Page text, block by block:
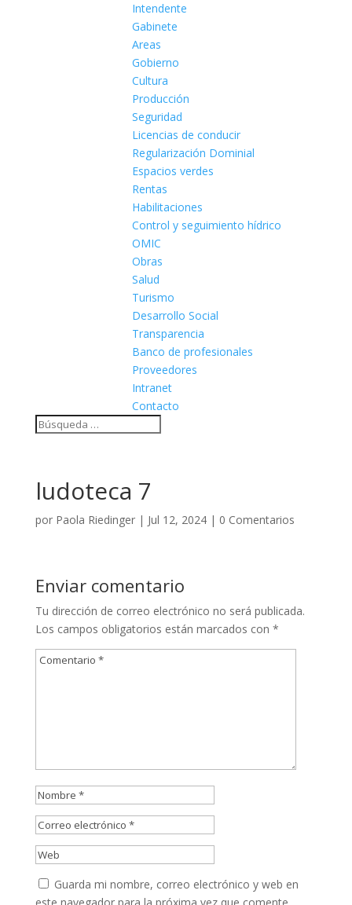
Intendente
Gabinete
Areas
Gobierno
Cultura
Producción
Seguridad
Licencias de conducir
Regularización Dominial
Espacios verdes
Rentas
Habilitaciones
Control y seguimiento hídrico
OMIC
Obras
Salud
Turismo
Desarrollo Social
Transparencia
Banco de profesionales
Proveedores
Intranet
Contacto
ludoteca 7
por Paola Riedinger| Jul 12, 2024| 0 Comentarios
Enviar comentario
Tu dirección de correo electrónico no será publicada.
Los campos obligatorios están marcados con *
Guarda mi nombre, correo electrónico y web en